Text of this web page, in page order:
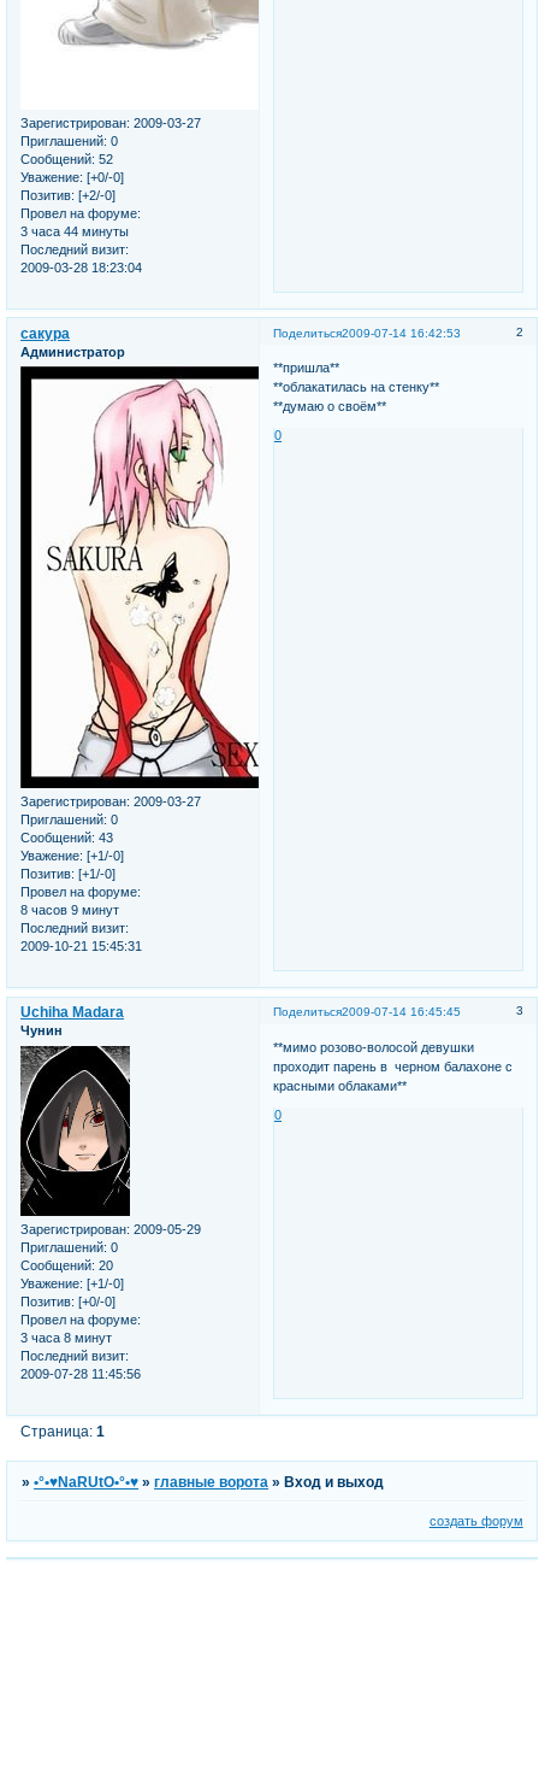
Зарегистрирован: 2009-03-27
Приглашений: 0
Сообщений: 52
Уважение: [+0/-0]
Позитив: [+2/-0]
Провел на форуме:
3 часа 44 минуты
Последний визит:
2009-03-28 18:23:04
Поделиться 2
2009-07-14 16:42:53
сакура
Администратор
Зарегистрирован: 2009-03-27
Приглашений: 0
Сообщений: 43
Уважение: [+1/-0]
Позитив: [+1/-0]
Провел на форуме:
8 часов 9 минут
Последний визит:
2009-10-21 15:45:31
**пришла**
**облакатилась на стенку**
**думаю о своём**
0
Поделиться 3
2009-07-14 16:45:45
Uchiha Madara
Чунин
Зарегистрирован: 2009-05-29
Приглашений: 0
Сообщений: 20
Уважение: [+1/-0]
Позитив: [+0/-0]
Провел на форуме:
3 часа 8 минут
Последний визит:
2009-07-28 11:45:56
**мимо розово-волосой девушки
проходит парень в черном балахоне с
красными облаками**
0
Страница:1
»•°•♥NaRUtO•°•♥ »главные ворота » Вход и выход
создать форум